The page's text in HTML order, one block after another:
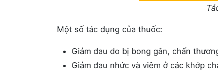
Một số tác dụng của thuốc:
Giảm đau do bị bong gân, chấn
Giảm đau nhức và viêm ở các khớp